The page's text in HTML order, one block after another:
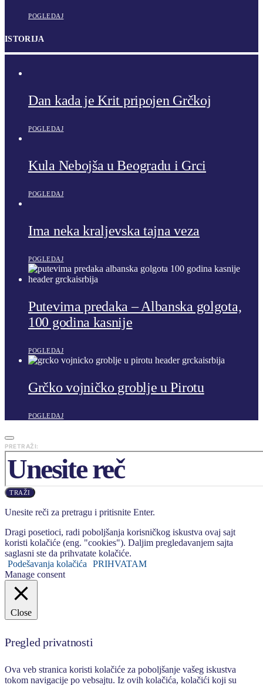
POGLEDAJ
ISTORIJA
Dan kada je Krit pripojen Grčkoj
POGLEDAJ
Kula Nebojša u Beogradu i Grci
POGLEDAJ
Ima neka kraljevska tajna veza
POGLEDAJ
Putevima predaka – Albanska golgota,
100 godina kasnije
POGLEDAJ
Grčko vojničko groblje u Pirotu
POGLEDAJ
PRETRAŽI:
TRAŽI
Unesite reči za pretragu i pritisnite Enter.
Dragi posetioci, radi poboljšanja korisničkog iskustva ovaj sajt
koristi kolačiće (eng. "cookies"). Daljim pregledavanjem sajta
saglasni ste da prihvatate kolačiće.
Podešavanja kolačića
PRIHVATAM
Manage consent
Close
Pregled privatnosti
Ova veb stranica koristi kolačiće za poboljšanje vašeg iskustva
tokom navigacije po vebsajtu. Iz ovih kolačića, kolačići koji su